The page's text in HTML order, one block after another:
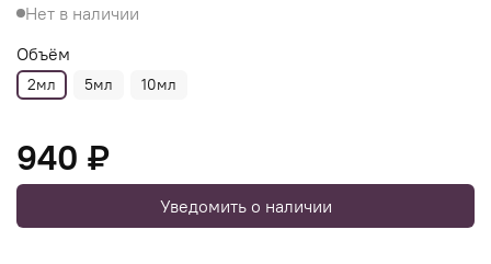
Нет в наличии
Объём
2мл 5мл 10мл
940 ₽
Уведомить о наличии